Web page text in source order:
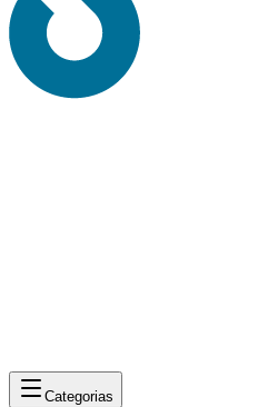
Categorias